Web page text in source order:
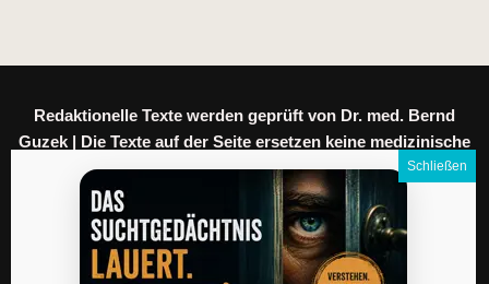
Redaktionelle Texte werden geprüft von Dr. med. Bernd
Guzek | Die Texte auf der Seite ersetzen keine medizinische
Beratung.
Meine Daten|Datenschutz|Impressum AGB|Kontakt
English version
Coaching